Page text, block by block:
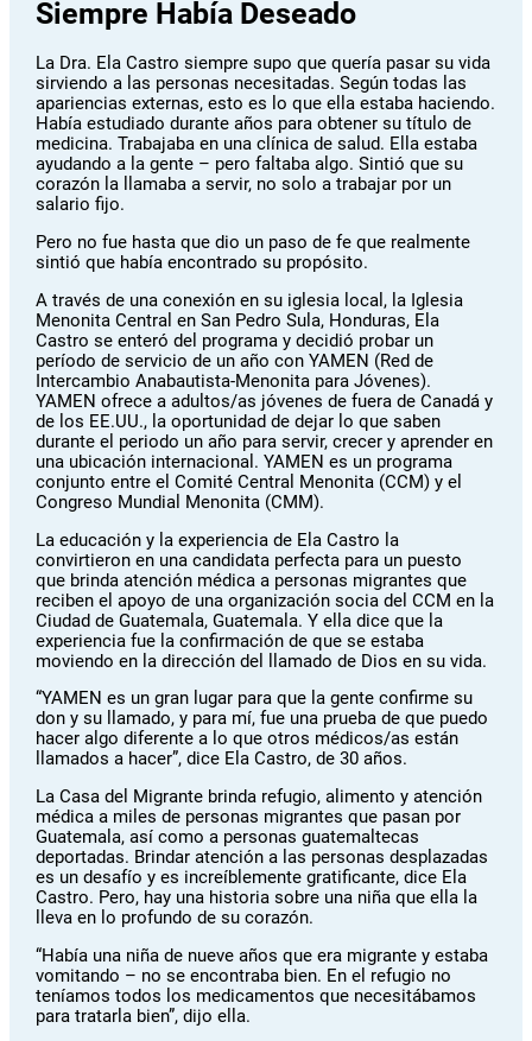
Siempre Había Deseado
La Dra. Ela Castro siempre supo que quería pasar su vida
sirviendo a las personas necesitadas. Según todas las
apariencias externas, esto es lo que ella estaba haciendo.
Había estudiado durante años para obtener su título de
medicina. Trabajaba en una clínica de salud. Ella estaba
ayudando a la gente – pero faltaba algo. Sintió que su
corazón la llamaba a servir, no solo a trabajar por un
salario fijo.
Pero no fue hasta que dio un paso de fe que realmente
sintió que había encontrado su propósito.
A través de una conexión en su iglesia local, la Iglesia
Menonita Central en San Pedro Sula, Honduras, Ela
Castro se enteró del programa y decidió probar un
período de servicio de un año con YAMEN (Red de
Intercambio Anabautista-Menonita para Jóvenes).
YAMEN ofrece a adultos/as jóvenes de fuera de Canadá y
de los EE.UU., la oportunidad de dejar lo que saben
durante el periodo un año para servir, crecer y aprender en
una ubicación internacional. YAMEN es un programa
conjunto entre el Comité Central Menonita (CCM) y el
Congreso Mundial Menonita (CMM).
La educación y la experiencia de Ela Castro la
convirtieron en una candidata perfecta para un puesto
que brinda atención médica a personas migrantes que
reciben el apoyo de una organización socia del CCM en la
Ciudad de Guatemala, Guatemala. Y ella dice que la
experiencia fue la confirmación de que se estaba
moviendo en la dirección del llamado de Dios en su vida.
“YAMEN es un gran lugar para que la gente confirme su
don y su llamado, y para mí, fue una prueba de que puedo
hacer algo diferente a lo que otros médicos/as están
llamados a hacer”, dice Ela Castro, de 30 años.
La Casa del Migrante brinda refugio, alimento y atención
médica a miles de personas migrantes que pasan por
Guatemala, así como a personas guatemaltecas
deportadas. Brindar atención a las personas desplazadas
es un desafío y es increíblemente gratificante, dice Ela
Castro. Pero, hay una historia sobre una niña que ella la
lleva en lo profundo de su corazón.
“Había una niña de nueve años que era migrante y estaba
vomitando – no se encontraba bien. En el refugio no
teníamos todos los medicamentos que necesitábamos
para tratarla bien”, dijo ella.